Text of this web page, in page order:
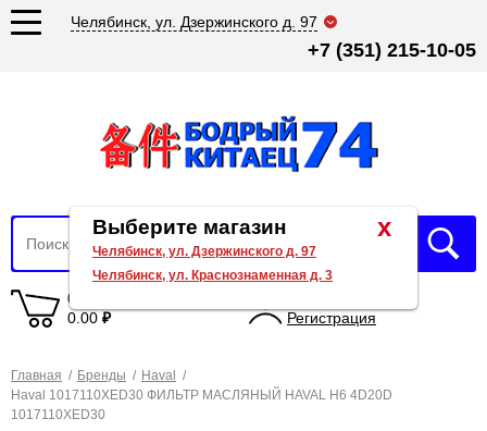
Челябинск, ул. Дзержинского д. 97
+7 (351) 215-10-05
0 товаров
0.00 ₽
Регистрация
Главная / Бренды / Haval
/
Haval 1017110XED30 ФИЛЬТР МАСЛЯНЫЙ HAVAL Н6 4D20D
1017110XED30
x
Выберите магазин
Челябинск, ул. Дзержинского д. 97
Челябинск, ул. Краснознаменная д. 3